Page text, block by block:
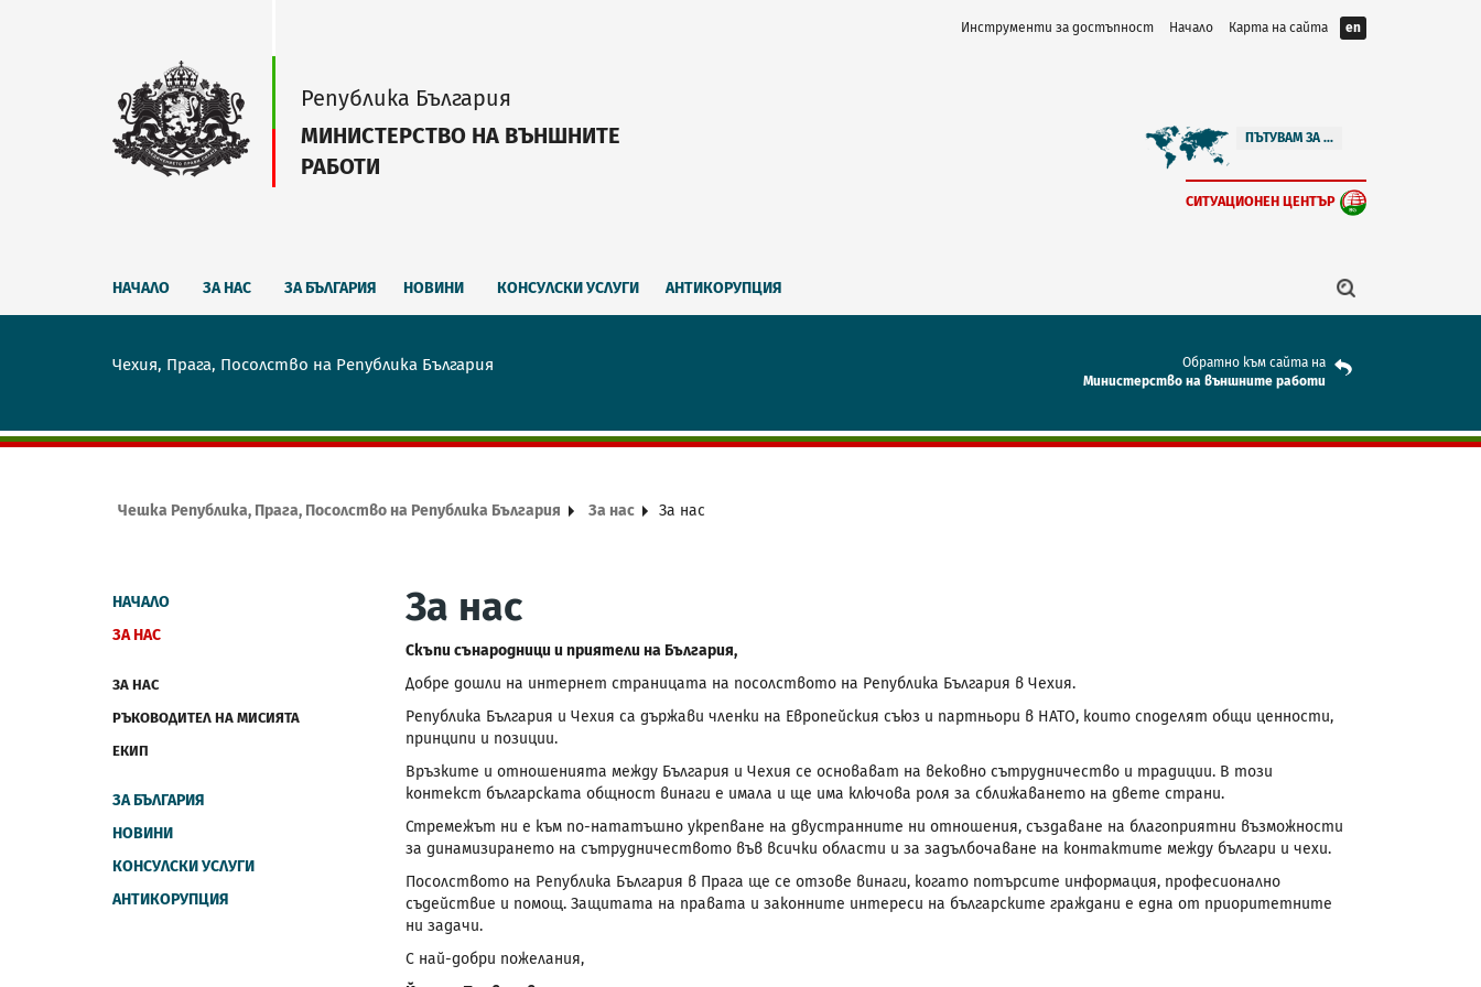
Инструменти за достъпност Начало Карта на сайта en
Република България
МИНИСТЕРСТВО НА ВЪНШНИТЕ
РАБОТИ
ПЪТУВАМ ЗА ...
СИТУАЦИОНЕН ЦЕНТЪР
НАЧАЛО ЗА НАС ЗА БЪЛГАРИЯ НОВИНИ КОНСУЛСКИ УСЛУГИ АНТИКОРУПЦИЯ
Чехия, Прага, Посолство на Република България
Обратно към сайта на
Mинистерство на външните работи
Чешка Република, Прага, Посолство на Република България За нас За нас
НАЧАЛО
ЗА НАС
ЗА НАС
РЪКОВОДИТЕЛ НА МИСИЯТА
ЕКИП
ЗА БЪЛГАРИЯ
НОВИНИ
КОНСУЛСКИ УСЛУГИ
АНТИКОРУПЦИЯ
За нас
Скъпи сънародници и приятели на България,
Добре дошли на интернет страницата на посолството на Република България в Чехия.
Република България и Чехия са държави членки на Европейския съюз и партньори в НАТО, които споделят общи ценности,
принципи и позиции.
Връзките и отношенията между България и Чехия се основават на вековно сътрудничество и традиции. В този
контекст българската общност винаги е имала и ще има ключова роля за сближаването на двете страни.
Стремежът ни е към по-нататъшно укрепване на двустранните ни отношения, създаване на благоприятни възможности
за динамизирането на сътрудничеството във всички области и за задълбочаване на контактите между българи и чехи.
Посолството на Република България в Прага ще се отзове винаги, когато потърсите информация, професионално
съдействие и помощ. Защитата на правата и законните интереси на българските граждани е една от приоритетните
ни задачи.
С най-добри пожелания,